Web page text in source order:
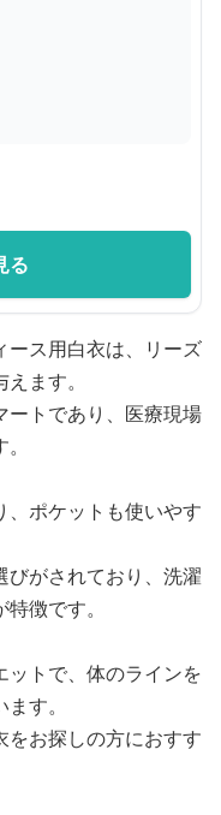
る
ース用白衣は、リーズ
ます。
ートであり、医療現場
、ポケットも使いやす
がされており、洗濯
徴です。
ットで、体のラインを
す。
をお探しの方におすす